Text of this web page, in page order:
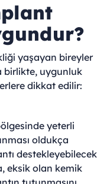
yaşayan bireyler
birlikte, uygunluk
dikkat edilir:
yeterli
oldukça
destekleyebilecek
eksik olan kemik